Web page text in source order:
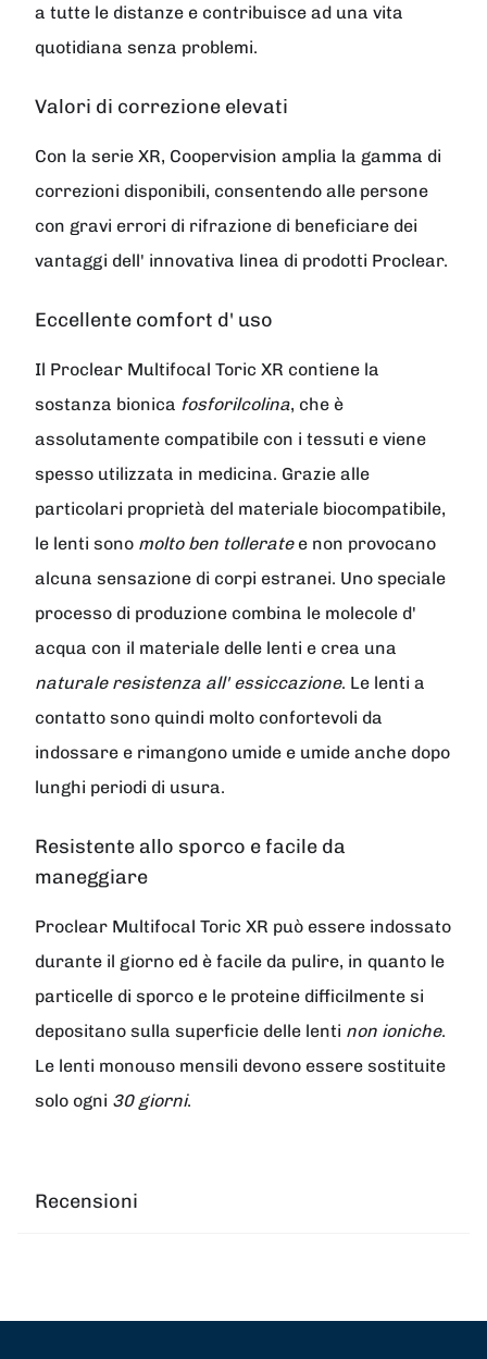
a tutte le distanze e contribuisce ad una vita
quotidiana senza problemi.
Valori di correzione elevati
Con la serie XR, Coopervision amplia la gamma di
correzioni disponibili, consentendo alle persone
con gravi errori di rifrazione di beneficiare dei
vantaggi dell' innovativa linea di prodotti Proclear.
Eccellente comfort d' uso
Il Proclear Multifocal Toric XR contiene la
sostanza bionica fosforilcolina, che è
assolutamente compatibile con i tessuti e viene
spesso utilizzata in medicina. Grazie alle
particolari proprietà del materiale biocompatibile,
le lenti sono molto ben tolleratee non provocano
alcuna sensazione di corpi estranei. Uno speciale
processo di produzione combina le molecole d'
acqua con il materiale delle lenti e crea una
naturale resistenza all' essiccazione. Le lenti a
contatto sono quindi molto confortevoli da
indossare e rimangono umide e umide anche dopo
lunghi periodi di usura.
Resistente allo sporco e facile da
maneggiare
Proclear Multifocal Toric XR può essere indossato
durante il giorno ed è facile da pulire, in quanto le
particelle di sporco e le proteine difficilmente si
depositano sulla superficie delle lenti non ioniche.
Le lenti monouso mensili devono essere sostituite
solo ogni 30 giorni.
Recensioni